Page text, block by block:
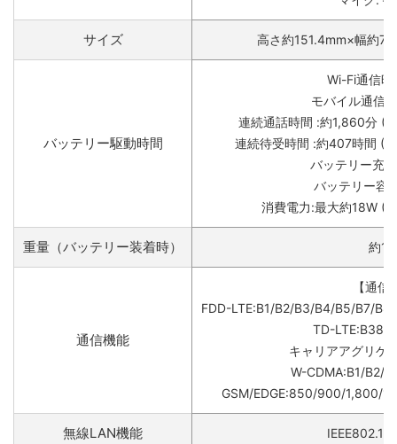
サイズ 高さ約151.4mm×幅約
バッテリー駆動時間
Wi-Fi通信
モバイル通信
連続通話時間 :約1,860分
連続待受時間 :約407時間
バッテリー充
バッテリー容
消費電力:最大約18W
重量（バッテリー装着時） 約
通信機能
【通信
FDD-LTE:B1/B2/B3/B4/B5/B7/
TD-LTE:B38/
キャリアアグリゲ
W-CDMA:B1/B2/
GSM/EDGE:850/900/1,800/
無線LAN機能